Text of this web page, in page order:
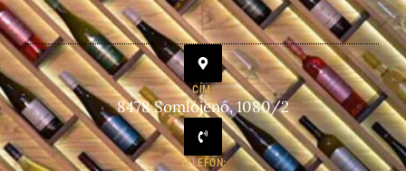
CÍM:
8478 Somlójenő, 1080/2
TELEFON: